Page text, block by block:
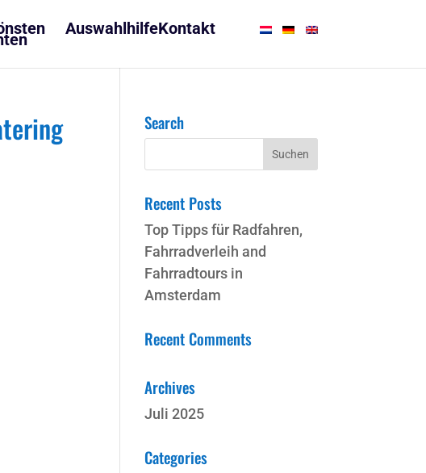
Search
Recent Posts
Top Tipps für Radfahren,
Fahrradverleih and
Fahrradtours in
Amsterdam
Recent Comments
Archives
Juli 2025
Categories
AuswahlhilfeKontakt